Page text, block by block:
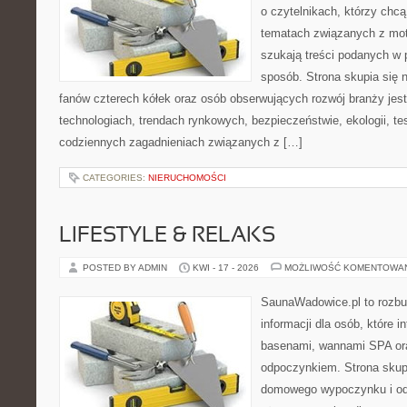
o czytelnikach, którzy
tematach związanych z
szukają treści podanych w
sposób. Strona skupia się
fanów czterech kółek oraz osób obserwujących rozwój branży
technologiach, trendach rynkowych, bezpieczeństwie, ekologii,
codziennych zagadnieniach związanych z […]
CATEGORIES: NIERUCHOMOŚCI
LIFESTYLE & RELAKS
POSTED BY ADMIN KWI - 17 - 2026 MOŻLIWOŚĆ
SaunaWadowice.pl to
informacji dla osób, które
basenami, wannami SPA
odpoczynkiem. Strona
domowego wypoczynku i